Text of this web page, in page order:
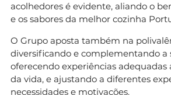
acolhedores é evidente, aliando o
e os sabores da melhor cozinha
O Grupo aposta também na
diversificando e complementando a
oferecendo experiências
da vida, e ajustando a diferentes
necessidades e motivações.